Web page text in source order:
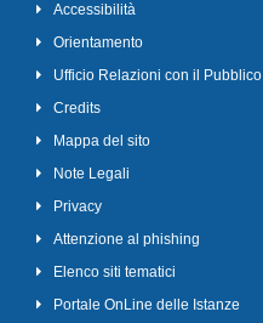
Accessibilità
Orientamento
Ufficio Relazioni con il Pubblico
Credits
Mappa del sito
Note Legali
Privacy
Attenzione al phishing
Elenco siti tematici
Portale OnLine delle Istanze